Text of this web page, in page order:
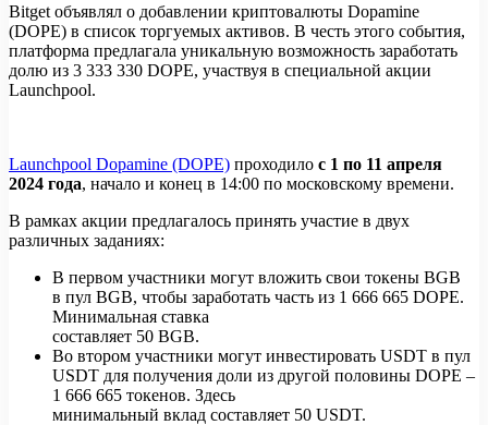
Bitget объявлял о добавлении криптовалюты Dopamine
(DOPE) в список торгуемых активов. В честь этого события,
платформа предлагала уникальную возможность заработать
долю из 3 333 330 DOPE, участвуя в специальной акции
Launchpool.
Launchpool Dopamine (DOPE) проходило с 1 по 11 апреля
2024 года, начало и конец в 14:00 по московскому времени.
В рамках акции предлагалось принять участие в двух
различных заданиях:
В первом участники могут вложить свои токены BGB
в пул BGB, чтобы заработать часть из 1 666 665 DOPE.
Минимальная ставка
составляет 50 BGB.
Во втором участники могут инвестировать USDT в пул
USDT для получения доли из другой половины DOPE –
1 666 665 токенов. Здесь
минимальный вклад составляет 50 USDT.